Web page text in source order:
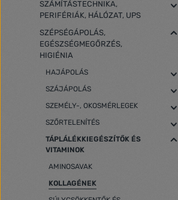
SZÁMÍTÁSTECHNIKA,
PERIFÉRIÁK, HÁLÓZAT, UPS
SZÉPSÉGÁPOLÁS,
EGÉSZSÉGMEGŐRZÉS,
HIGIÉNIA
HAJÁPOLÁS
SZÁJÁPOLÁS
SZEMÉLY-, OKOSMÉRLEGEK
SZŐRTELENÍTÉS
TÁPLÁLÉKKIEGÉSZÍTŐK ÉS
VITAMINOK
AMINOSAVAK
KOLLAGÉNEK